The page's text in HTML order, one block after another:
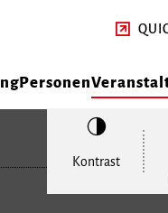
Personen
Kontrast